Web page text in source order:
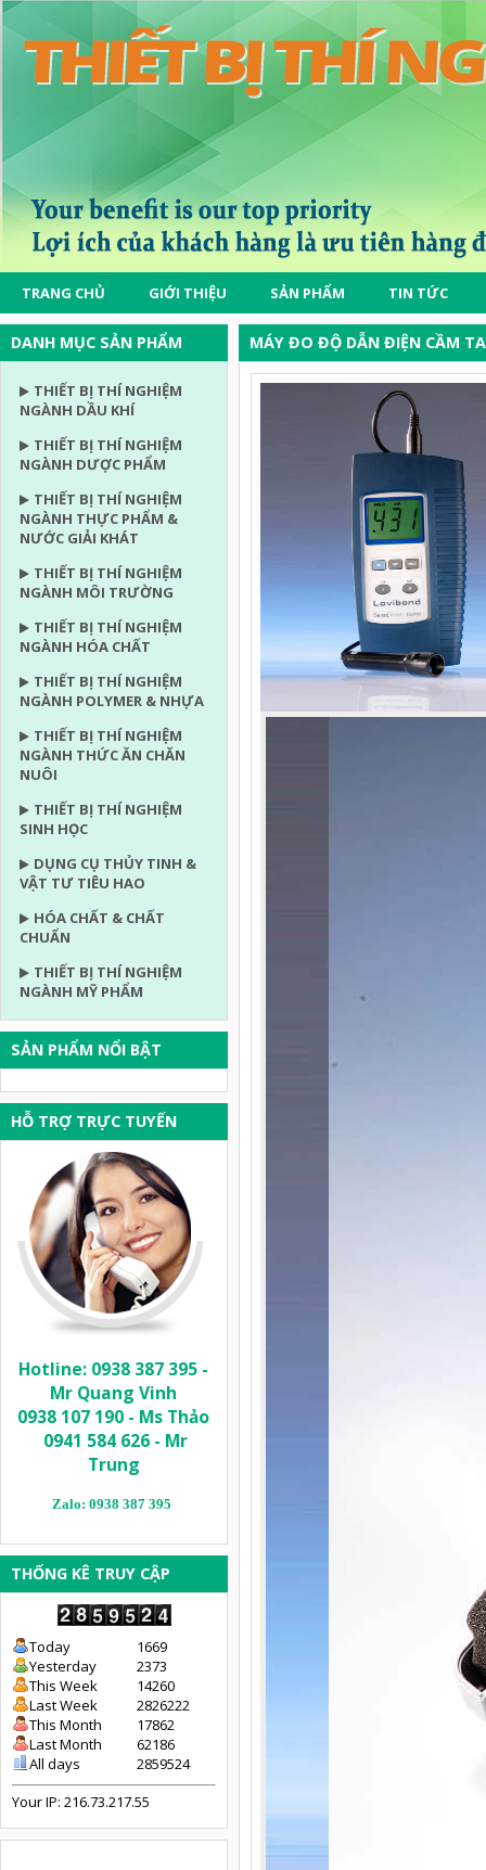
TRANG CHỦ GIỚI THIỆU SẢN PHẨM TIN TỨC
DANH MỤC SẢN PHẨM
THIẾT BỊ THÍ NGHIỆM
NGÀNH DẦU KHÍ
THIẾT BỊ THÍ NGHIỆM
NGÀNH DƯỢC PHẨM
THIẾT BỊ THÍ NGHIỆM
NGÀNH THỰC PHẨM &
NƯỚC GIẢI KHÁT
THIẾT BỊ THÍ NGHIỆM
NGÀNH MÔI TRƯỜNG
THIẾT BỊ THÍ NGHIỆM
NGÀNH HÓA CHẤT
THIẾT BỊ THÍ NGHIỆM
NGÀNH POLYMER & NHỰA
THIẾT BỊ THÍ NGHIỆM
NGÀNH THỨC ĂN CHĂN
NUÔI
THIẾT BỊ THÍ NGHIỆM
SINH HỌC
DỤNG CỤ THỦY TINH &
VẬT TƯ TIÊU HAO
HÓA CHẤT & CHẤT
CHUẨN
THIẾT BỊ THÍ NGHIỆM
NGÀNH MỸ PHẨM
SẢN PHẨM NỔI BẬT
HỖ TRỢ TRỰC TUYẾN
Hotline: 0938 387 395 -
Mr Quang Vinh
0938 107 190 - Ms Thảo
0941 584 626 - Mr
Trung
Zalo: 0938 387 395
THỐNG KÊ TRUY CẬP
Today
1669
Yesterday
2373
This Week
14260
Last Week
2826222
This Month
17862
Last Month
62186
All days
2859524
Your IP: 216.73.217.55
MÁY ĐO ĐỘ DẪN ĐIỆN CẦM